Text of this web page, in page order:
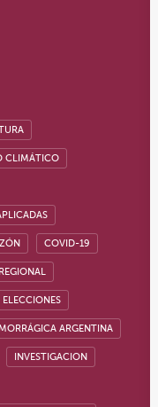
CLIMÁTICO
COVID-19
ELECCIONES
ARGENTINA
INVESTIGACION